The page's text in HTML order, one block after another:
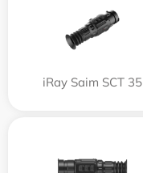
iRay Saim SCT 35